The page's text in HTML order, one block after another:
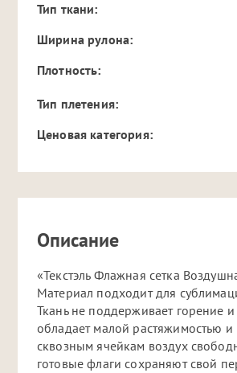
Тип ткани:
Ширина рулона:
Плотность:
Тип плетения:
Ценовая категория:
Описание
«Текстэль Флажная сетка
Материал подходит для
Ткань не поддерживает горение
обладает малой растяжимостью
сквозным ячейкам воздух
готовые флаги сохраняют свой